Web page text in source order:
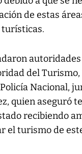
de estas
turísticas.
del
Nacional,
quien aseguró
recibiendo
el turismo de